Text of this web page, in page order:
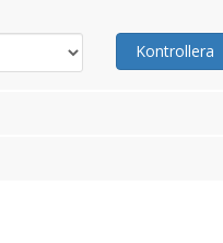
Kontrollera